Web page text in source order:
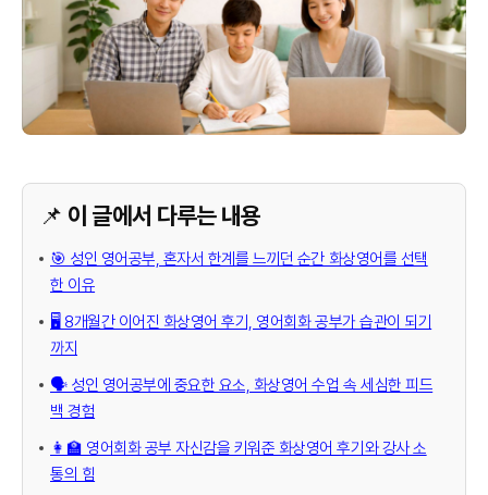
📌 이 글에서 다루는 내용
🎯 성인 영어공부, 혼자서 한계를 느끼던 순간 화상영어를 선택
한 이유
🖥️ 8개월간 이어진 화상영어 후기, 영어회화 공부가 습관이 되기
까지
🗣️ 성인 영어공부에 중요한 요소, 화상영어 수업 속 세심한 피드
백 경험
👩‍🏫 영어회화 공부 자신감을 키워준 화상영어 후기와 강사 소
통의 힘